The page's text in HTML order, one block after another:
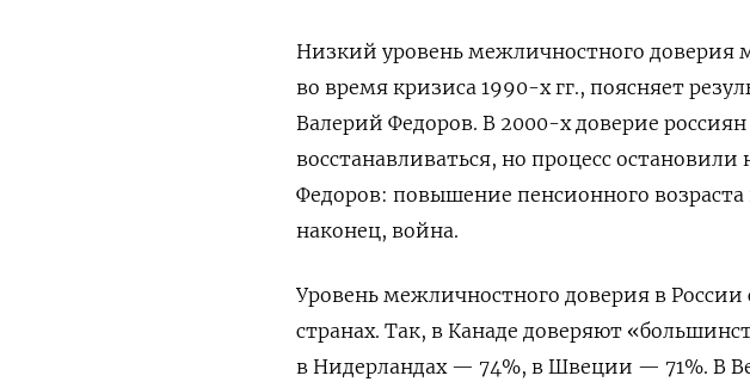
Низкий уровень межличностного
во время кризиса 1990-х гг., поясняет
Валерий Федоров. В 2000-х доверие россиян
восстанавливаться, но процесс
Федоров: повышение пенсионного
наконец, война.
Уровень межличностного доверия в
странах. Так, в Канаде доверяют
в Нидерландах — 74%, в Швеции — 71%. В